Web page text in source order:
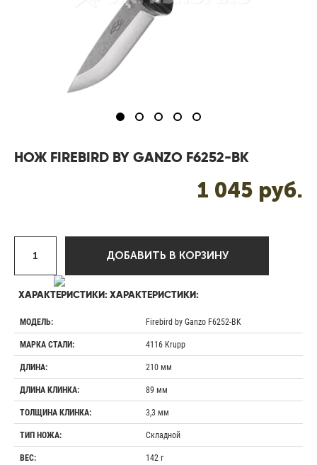
НОЖ FIREBIRD BY GANZO F6252-BK
1 045 pуб.
ДОБАВИТЬ В КОРЗИНУ
ХАРАКТЕРИСТИКИ: ХАРАКТЕРИСТИКИ:
МОДЕЛЬ: Firebird by Ganzo F6252-BK
МАРКА СТАЛИ: 4116 Krupp
ДЛИНА: 210 мм
ДЛИНА КЛИНКА: 89 мм
ТОЛЩИНА КЛИНКА: 3,3 мм
ТИП НОЖА: Складной
ВЕС: 142 г